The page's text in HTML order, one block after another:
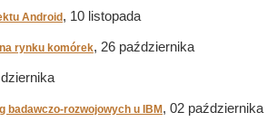
Android , 10 listopada
na rynku komórek, 26 października
badawczo-rozwojowych u IBM , 02 października